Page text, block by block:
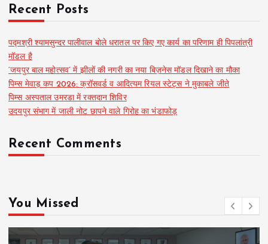
Recent Posts
पद्मश्री श्यामसुन्दर पालीवाल बोले धरातल पर किए गए कार्य का परिणाम ही पिपलांत्री
मॉडल है
‘जयपुर बाल महोत्सव’ में झीलों की नगरी का नया बिज़नेस मॉडल दिखाने का मौका
पिम्स मेवाड़ कप 2026: क्रॉसवर्ड व आदित्यम रियल स्टेट्स ने मुकाबले जीते
पिम्स अस्पताल उमरडा में रक्तदान शिविर
उदयपुर संभाग में जाली नोट छापने वाले गिरोह का भंडाफोड़
Recent Comments
You Missed